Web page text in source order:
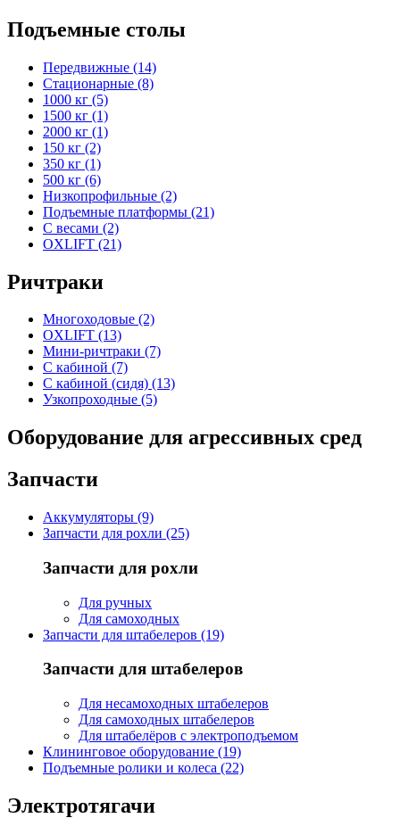
Подъемные столы
Передвижные (14)
Стационарные (8)
1000 кг (5)
1500 кг (1)
2000 кг (1)
150 кг (2)
350 кг (1)
500 кг (6)
Низкопрофильные (2)
Подъемные платформы (21)
С весами (2)
OXLIFT (21)
Ричтраки
Многоходовые (2)
OXLIFT (13)
Мини-ричтраки (7)
С кабиной (7)
С кабиной (сидя) (13)
Узкопроходные (5)
Оборудование для агрессивных сред
Запчасти
Аккумуляторы (9)
Запчасти для рохли (25)
Запчасти для рохли
Для ручных
Для самоходных
Запчасти для штабелеров (19)
Запчасти для штабелеров
Для несамоходных штабелеров
Для самоходных штабелеров
Для штабелёров с электроподъемом
Клининговое оборудование (19)
Подъемные ролики и колеса (22)
Электротягачи